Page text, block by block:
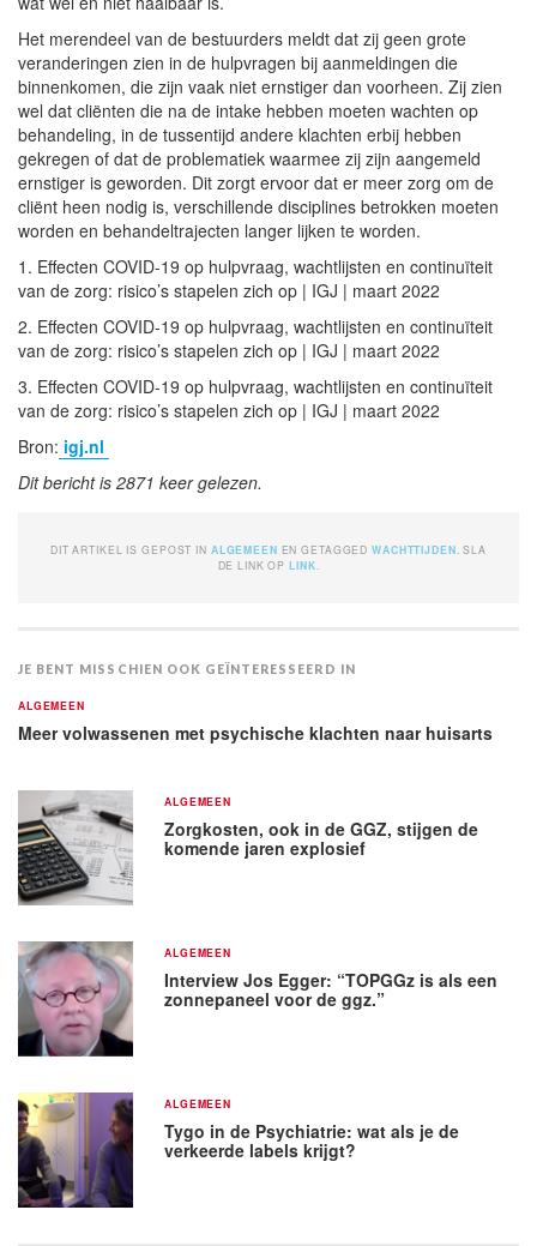
Het merendeel van de bestuurders meldt dat zij geen grote
veranderingen zien in de hulpvragen bij aanmeldingen die
binnenkomen, die zijn vaak niet ernstiger dan voorheen. Zij zien
wel dat cliënten die na de intake hebben moeten wachten op
behandeling, in de tussentijd andere klachten erbij hebben
gekregen of dat de problematiek waarmee zij zijn aangemeld
ernstiger is geworden. Dit zorgt ervoor dat er meer zorg om de
cliënt heen nodig is, verschillende disciplines betrokken moeten
worden en behandeltrajecten langer lijken te worden.
1. Effecten COVID-19 op hulpvraag, wachtlijsten en continuïteit
van de zorg: risico’s stapelen zich op | IGJ | maart 2022
2. Effecten COVID-19 op hulpvraag, wachtlijsten en continuïteit
van de zorg: risico’s stapelen zich op | IGJ | maart 2022
3. Effecten COVID-19 op hulpvraag, wachtlijsten en continuïteit
van de zorg: risico’s stapelen zich op | IGJ | maart 2022
Bron: igj.nl
Dit bericht is 2871 keer gelezen.
DIT ARTIKEL IS GEPOST IN ALGEMEEN EN GETAGGEDWACHTTIJDEN . SLA
DE LINK OPLINK
JE BENT MISSCHIEN OOK GEÏNTERESSEERD IN
ALGEMEEN
Meer volwassenen met psychische klachten naar huisarts
ALGEMEEN
Zorgkosten, ook in de GGZ, stijgen de
komende jaren explosief
ALGEMEEN
Interview Jos Egger: “TOPGGz is als een
zonnepaneel voor de ggz.”
ALGEMEEN
Tygo in de Psychiatrie: wat als je de
verkeerde labels krijgt?